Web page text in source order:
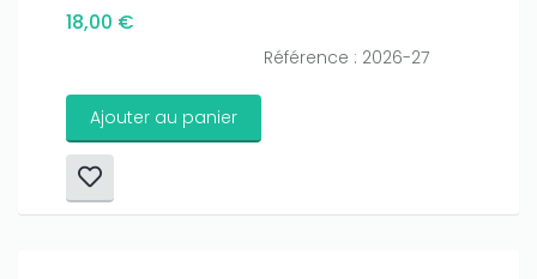
18,00 €
Référence : 2026-27
Ajouter au panier